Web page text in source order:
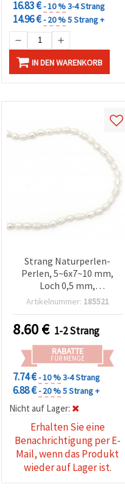
16.83 €- 10 %3-4 Strang
14.96 €- 20 %5 Strang +
IN DEN WARENKORB
Strang Naturperlen-
Perlen, 5~6x7~10 mm,
Loch 0,5 mm,
Cremefarbe, ~37~45 Stk –
DIY Schmuckherstellung
& Basteln
Artikelnummer: 185521
8.60€ 1-2 Strang
RABATTE
FÜR MENGE
7.74 €- 10 %3-4 Strang
6.88 €- 20 %5 Strang +
Nicht auf Lager:
Erhalten Sie eine
Benachrichtigung per E-
Mail, wenn das Produkt
wieder auf Lager ist.